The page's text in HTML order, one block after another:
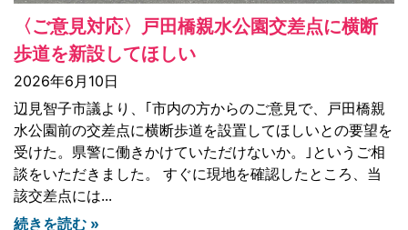
〈ご意見対応〉戸田橋親水公園交差点に横断
歩道を新設してほしい
2026年6月10日
辺見智子市議より、｢市内の方からのご意見で、戸田橋親
水公園前の交差点に横断歩道を設置してほしいとの要望を
受けた。県警に働きかけていただけないか。｣というご相
談をいただきました。 すぐに現地を確認したところ、当
該交差点には
続きを読む »